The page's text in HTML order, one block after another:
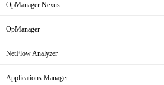
OpManager Nexus
OpManager
NetFlow Analyzer
Applications Manager